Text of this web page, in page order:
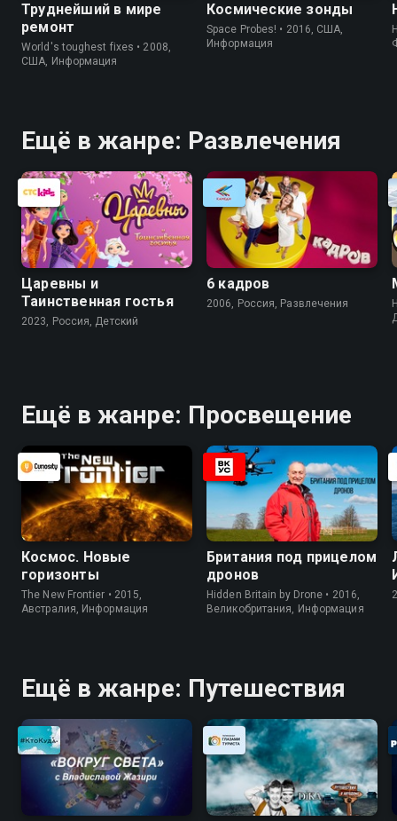
Труднейший в мире
ремонт
World's toughest fixes • 2008,
США, Информация
Космические зонды
Space Probes! • 2016, США,
Информация
Ещё в жанре: Развлечения
Царевны и
Таинственная гостья
2023, Россия, Детский
6 кадров
2006, Россия, Развлечения
Ещё в жанре: Просвещение
Космос. Новые
горизонты
The New Frontier • 2015,
Австралия, Информация
Британия под прицелом
дронов
Hidden Britain by Drone • 2016,
Великобритания, Информация
Ещё в жанре: Путешествия